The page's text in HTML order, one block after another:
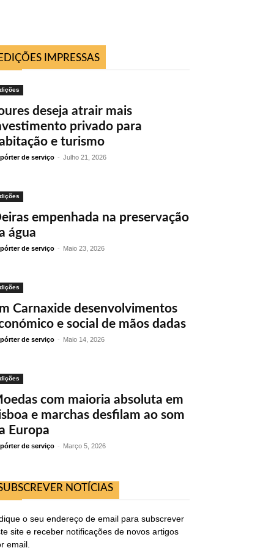
EDIÇÕES IMPRESSAS
deseja atrair mais
privado para
e turismo
de serviço - Julho 21, 2026
empenhada na preservação
água
de serviço - Maio 23, 2026
Carnaxide desenvolvimentos
e social de mãos dadas
de serviço - Maio 14, 2026
com maioria absoluta em
e marchas desfilam ao som
Europa
de serviço - Março 5, 2026
NOTÍCIAS
o seu endereço de email para subscrever
site e receber notificações de novos artigos
email.